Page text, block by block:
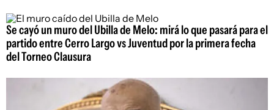
Se cayó un muro del Ubilla de Melo: mirá lo que pasará para el
partido entre Cerro Largo vs Juventud por la primera fecha
del Torneo Clausura